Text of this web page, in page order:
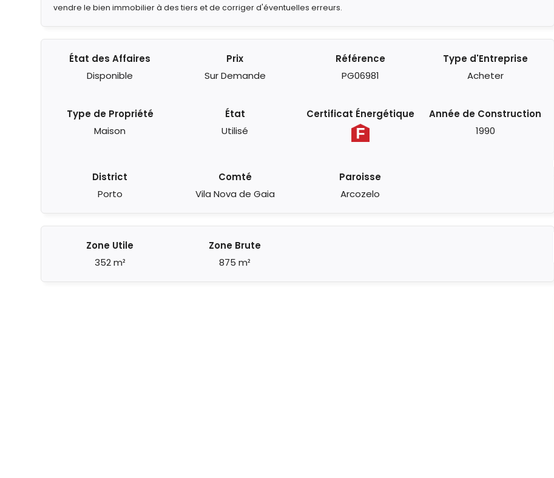
vendre le bien immobilier à des tiers et de corriger d'éventuelles erreurs.
État des Affaires
Disponible
Prix
Sur Demande
Référence
PG06981
Type d'Entreprise
Acheter
Type de Propriété
Maison
État
Utilisé
Certificat Énergétique
Année de Construction
1990
District
Porto
Comté
Vila Nova de Gaia
Paroisse
Arcozelo
Zone Utile
352 m²
Zone Brute
875 m²